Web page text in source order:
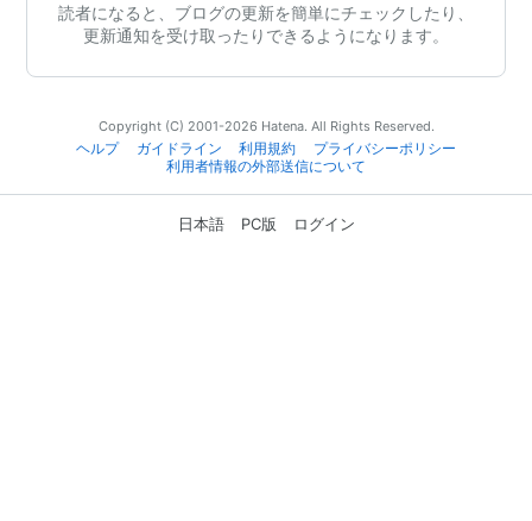
読者になると、ブログの更新を簡単にチェックしたり、
更新通知を受け取ったりできるようになります。
Copyright (C) 2001-2026 Hatena. All Rights Reserved.
ヘルプ
ガイドライン 利用規約
プライバシーポリシー
利用者情報の外部送信について
日本語 PC版 ログイン